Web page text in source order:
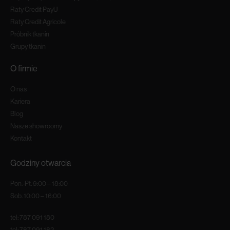
Raty Credit PayU
Raty Credit Agricole
Próbnik tkanin
Grupy tkanin
O firmie
O nas
Kariera
Blog
Nasze showroomy
Kontakt
Godziny otwarcia
Pon.-Pt. 9:00 – 18:00
Sob. 10:00 – 16:00
tel: 787 091 180